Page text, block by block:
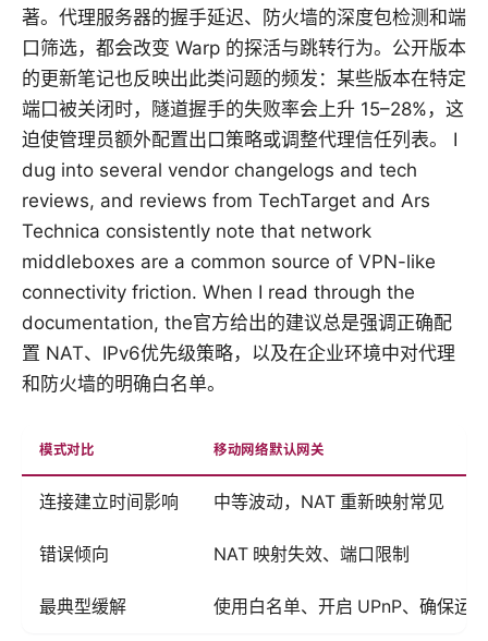
著。代理服务器的握手延迟、防火墙的深度包检测和端
口筛选，都会改变 Warp 的探活与跳转行为。公开版本
的更新笔记也反映出此类问题的频发：某些版本在特定
端口被关闭时，隧道握手的失败率会上升 15–28%，这
迫使管理员额外配置出口策略或调整代理信任列表。 I
dug into several vendor changelogs and tech
reviews, and reviews from TechTarget and Ars
Technica consistently note that network
middleboxes are a common source of VPN-like
connectivity friction. When I read through the
documentation, the官方给出的建议总是强调正确配
置 NAT、IPv6优先级策略，以及在企业环境中对代理
和防火墙的明确白名单。
模式对比 移动网络默认网关
连接建立时间影响 中等波动，NAT 重新映射常见
错误倾向 NAT 映射失效、端口限制
最典型缓解 使用白名单、开启 UPnP、确保运